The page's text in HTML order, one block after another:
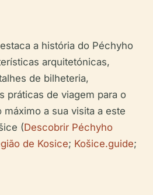
a história do Péchyho
arquitetónicas,
de bilheteria,
práticas de viagem para o
máximo a sua visita a este
(Descobrir Péchyho
de Kosice; Košice.guide;